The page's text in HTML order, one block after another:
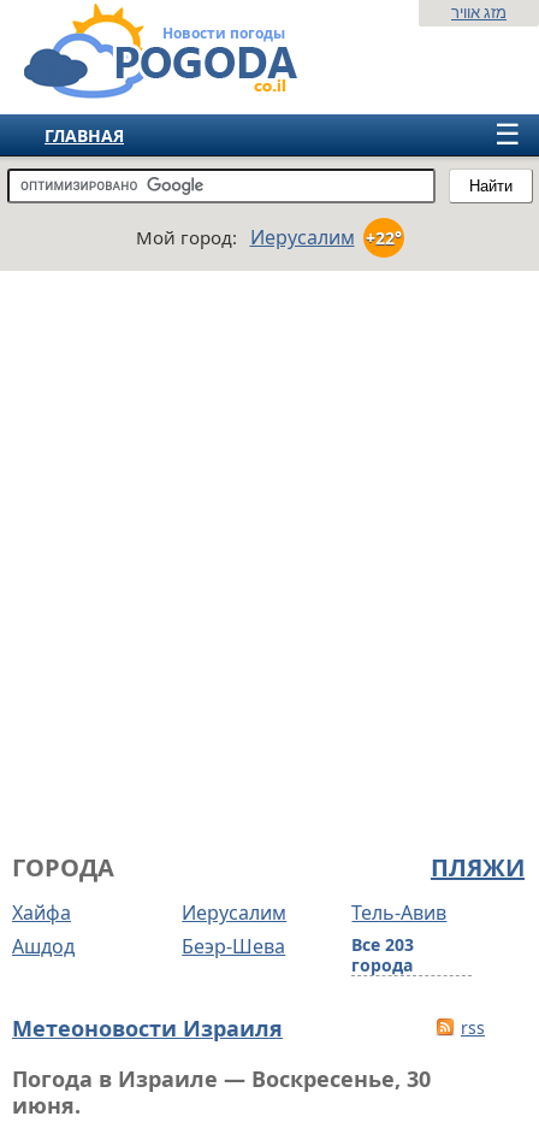
Новости погоды
Найти
מזג אוויר
☰
ГЛАВНАЯ
ИЗРАИЛЬ
ЕВРОПА
Мой город: Иерусалим +22°
ПЛЯЖИ
ГОРОДА
Хайфа Иерусалим
Тель-Авив
Ашдод
Беэр-Шева
Все 203
города
Метеоновости Израиля rss
Погода в Израиле — Воскресенье, 30
июня.